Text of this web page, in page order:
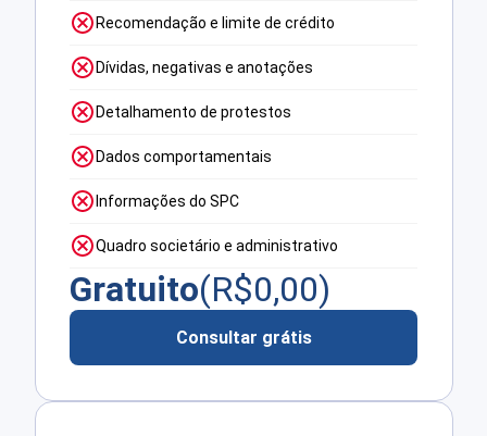
Recomendação e limite de crédito
Dívidas, negativas e anotações
Detalhamento de protestos
Dados comportamentais
Informações do SPC
Quadro societário e administrativo
Gratuito(R$0,00)
Consultar grátis